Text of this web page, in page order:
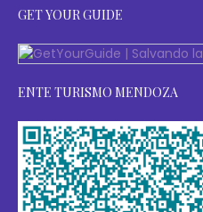
GET YOUR GUIDE
ENTE TURISMO MENDOZA